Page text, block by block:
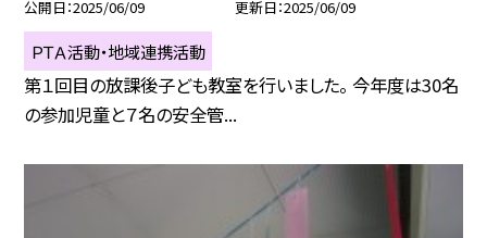
公開日 2025/06/09 更新日 2025/06/09
ＰＴＡ活動・地域連携活動
第１回目の放課後子ども教室を行いました。 今年度は30名
の参加児童と７名の安全管...